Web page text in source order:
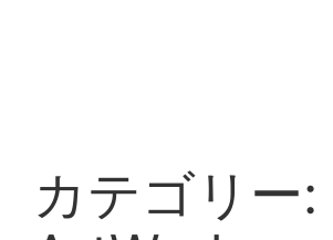
カテゴリー: